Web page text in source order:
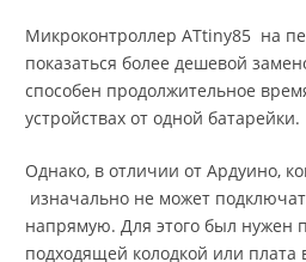
Микроконтроллер ATtiny85 на
показаться более дешевой
способен продолжительное
устройствах от одной батарейки.
Однако, в отличии от Ардуино,
изначально не может
напрямую. Для этого был нужен
подходящей колодкой или плата